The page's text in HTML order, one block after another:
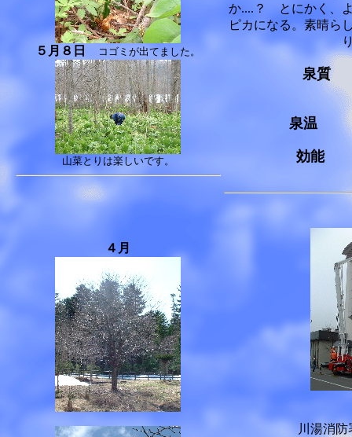
５月８日 コゴミが出てました。
山菜とりは楽しいです。
か....？ とにかく、
ピカになる。素晴ら
泉質酸
酸
泉温
効能リ
４月
川湯消